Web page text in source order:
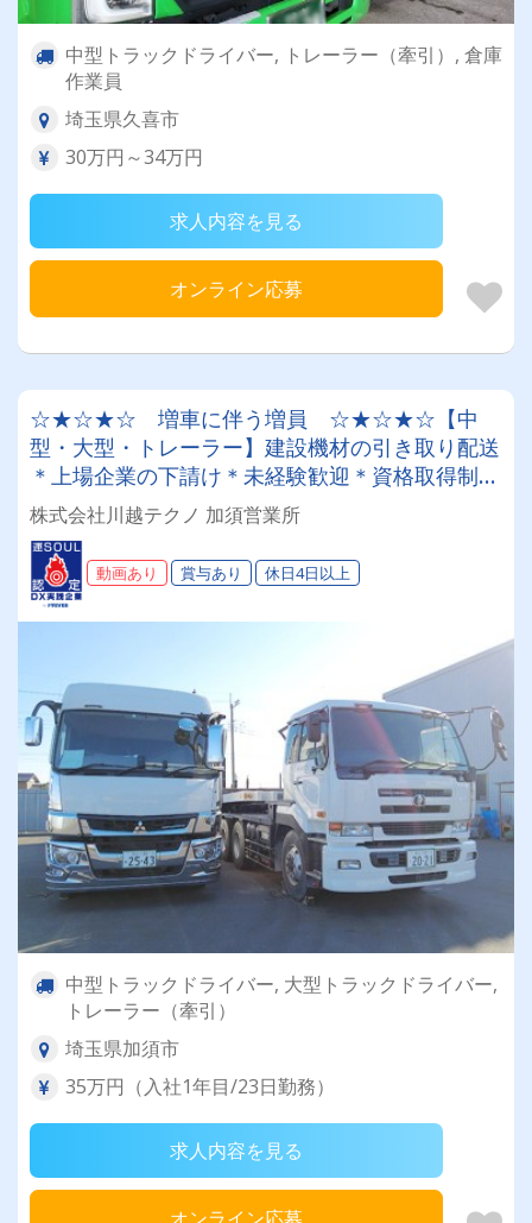
中型トラックドライバー, トレーラー（牽引）, 倉庫
作業員
埼玉県久喜市
30万円～34万円
求人内容を見る
オンライン応募
☆★☆★☆ 増車に伴う増員 ☆★☆★☆【中
型・大型・トレーラー】建設機材の引き取り配送
＊上場企業の下請け＊未経験歓迎＊資格取得制度
あり
株式会社川越テクノ 加須営業所
動画あり 賞与あり 休日4日以上
中型トラックドライバー, 大型トラックドライバー,
トレーラー（牽引）
埼玉県加須市
35万円（入社1年目/23日勤務）
求人内容を見る